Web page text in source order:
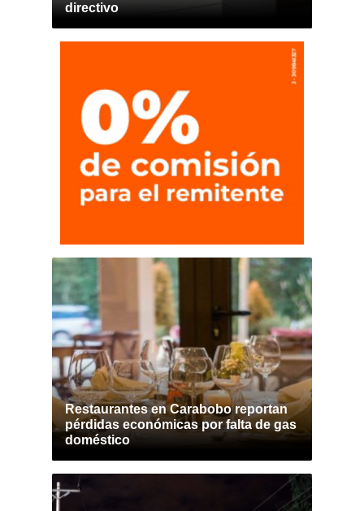
directivo
Restaurantes en Carabobo reportan
pérdidas económicas por falta de gas
doméstico